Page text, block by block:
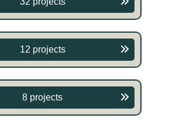
12 projects
8 projects